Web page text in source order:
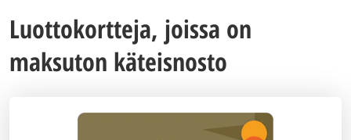
Luottokortteja, joissa on
maksuton käteisnosto